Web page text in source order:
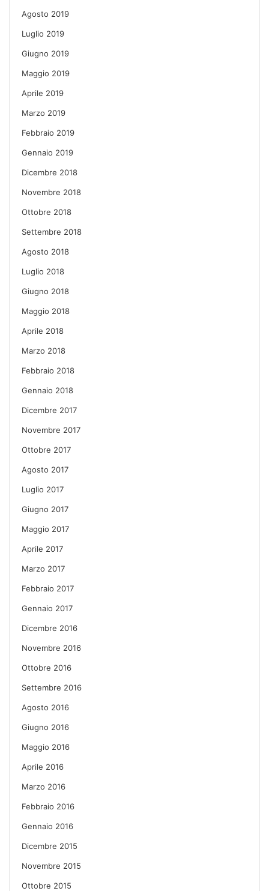
Agosto 2019
Luglio 2019
Giugno 2019
Maggio 2019
Aprile 2019
Marzo 2019
Febbraio 2019
Gennaio 2019
Dicembre 2018
Novembre 2018
Ottobre 2018
Settembre 2018
Agosto 2018
Luglio 2018
Giugno 2018
Maggio 2018
Aprile 2018
Marzo 2018
Febbraio 2018
Gennaio 2018
Dicembre 2017
Novembre 2017
Ottobre 2017
Agosto 2017
Luglio 2017
Giugno 2017
Maggio 2017
Aprile 2017
Marzo 2017
Febbraio 2017
Gennaio 2017
Dicembre 2016
Novembre 2016
Ottobre 2016
Settembre 2016
Agosto 2016
Giugno 2016
Maggio 2016
Aprile 2016
Marzo 2016
Febbraio 2016
Gennaio 2016
Dicembre 2015
Novembre 2015
Ottobre 2015